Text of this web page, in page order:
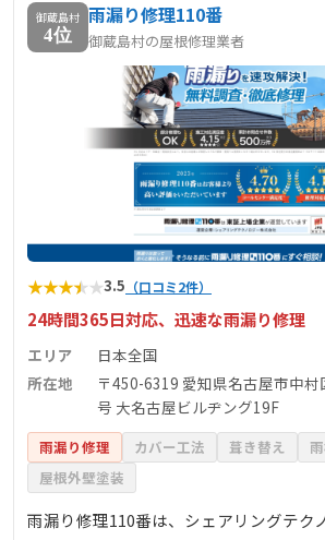
御蔵島村
4位
雨漏り修理110番
御蔵島村の屋根修理業者
★★★★★3.5 （口コミ2件）
24時間365日対応、迅速な雨漏り修理
エリア
日本全国
所在地
〒450-6319 愛知県名古屋市中
号 大名古屋ビルヂング19F
雨漏り修理 カバー工法 葺き替え
屋根外壁塗装
雨漏り修理110番は、シェアリングテク